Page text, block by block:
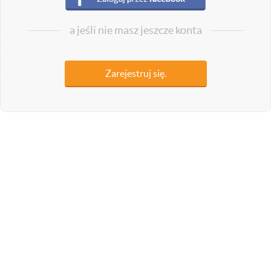
a jeśli nie masz jeszcze konta
Zarejestruj się.